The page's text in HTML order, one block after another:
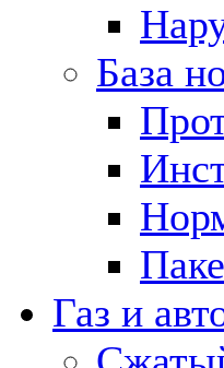
База
Газ и